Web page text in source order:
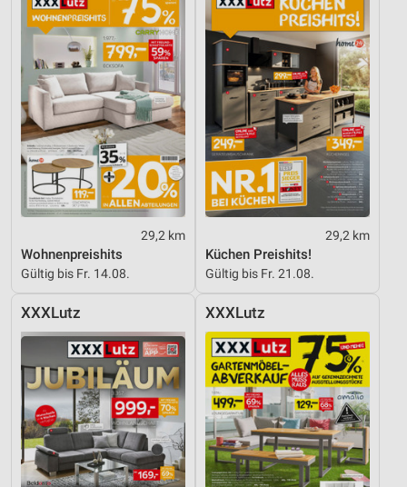
29,2 km
Wohnenpreishits
Gültig bis Fr. 14.08.
29,2 km
Küchen Preishits!
Gültig bis Fr. 21.08.
XXXLutz XXXLutz